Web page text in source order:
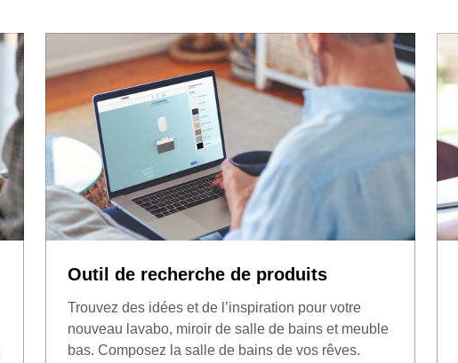
Outil de recherche de produits
Trouvez des idées et de l’inspiration pour votre
nouveau lavabo, miroir de salle de bains et meuble
bas. Composez la salle de bains de vos rêves.